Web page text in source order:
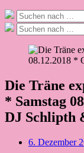
Suche
nach:
Suche
nach:
Die Träne
* Samstag
DJ Schlipth
Beitragsdatum
6. Dezember